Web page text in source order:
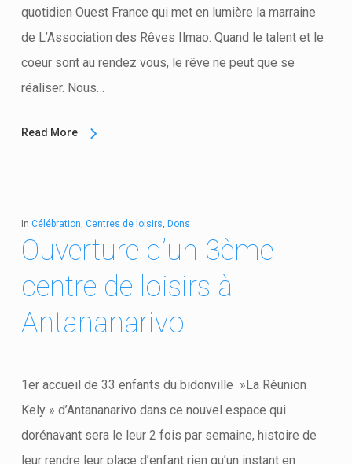
quotidien Ouest France qui met en lumière la marraine
de L’Association des Rêves Ilmao. Quand le talent et le
coeur sont au rendez vous, le rêve ne peut que se
réaliser. Nous…
Read More
In Célébration, Centres de loisirs, Dons
Ouverture d’un 3ème
centre de loisirs à
Antananarivo
1er accueil de 33 enfants du bidonville »La Réunion
Kely » d’Antananarivo dans ce nouvel espace qui
dorénavant sera le leur 2 fois par semaine, histoire de
leur rendre leur place d’enfant rien qu’un instant en